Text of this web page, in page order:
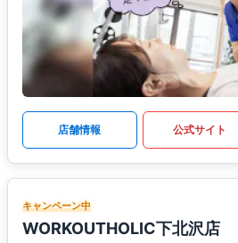
店舗情報 公式サイト
キャンペーン中
WORKOUTHOLIC下北沢店